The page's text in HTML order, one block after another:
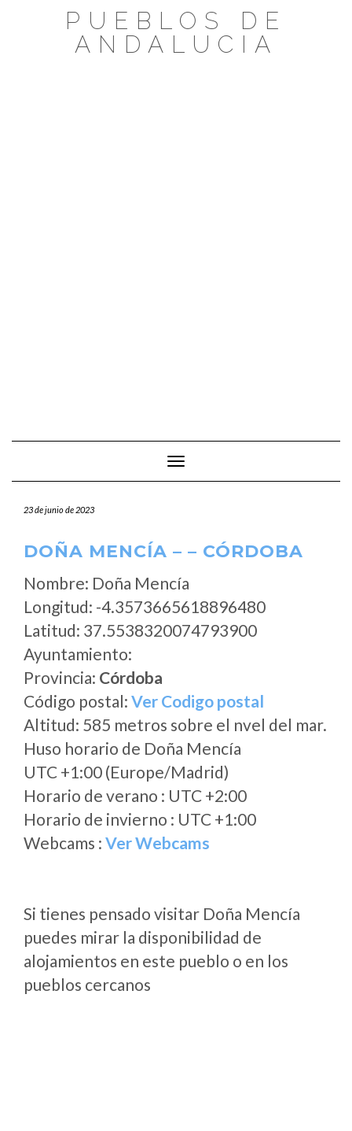
PUEBLOS DE
ANDALUCIA
Cambiar modo de navegación
23 de junio de 2023
DOÑA MENCÍA – – CÓRDOBA
Nombre: Doña Mencía
Longitud: -4.3573665618896480
Latitud: 37.5538320074793900
Ayuntamiento:
Provincia: Córdoba
Código postal: Ver Codigo postal
Altitud: 585 metros sobre el nvel del mar.
Huso horario de Doña Mencía
UTC +1:00 (Europe/Madrid)
Horario de verano : UTC +2:00
Horario de invierno : UTC +1:00
Webcams : Ver Webcams
Si tienes pensado visitar Doña Mencía
puedes mirar la disponibilidad de
alojamientos en este pueblo o en los
pueblos cercanos